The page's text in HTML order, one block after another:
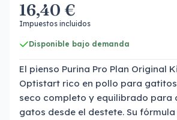
16,40 €
Impuestos incluidos
Disponible bajo demanda
El pienso Purina Pro Plan Original
Optistart rico en pollo para
seco completo y equilibrado para
gatos desde el destete. Su